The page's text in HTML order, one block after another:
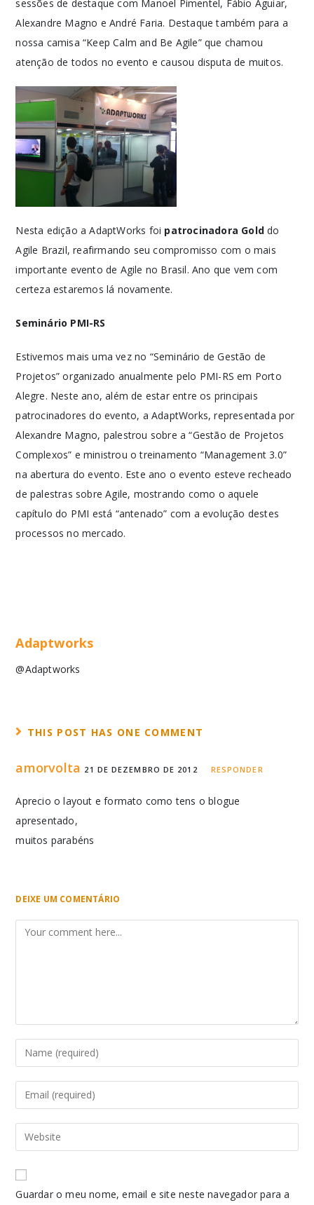
sessões de destaque com Manoel Pimentel, Fábio Aguiar,
Alexandre Magno e André Faria. Destaque também para a
nossa camisa “Keep Calm and Be Agile” que chamou
atenção de todos no evento e causou disputa de muitos.
Nesta edição a AdaptWorks foi patrocinadora Gold do
Agile Brazil, reafirmando seu compromisso com o mais
importante evento de Agile no Brasil. Ano que vem com
certeza estaremos lá novamente.
Seminário PMI-RS
Estivemos mais uma vez no “Seminário de Gestão de
Projetos” organizado anualmente pelo PMI-RS em Porto
Alegre. Neste ano, além de estar entre os principais
patrocinadores do evento, a AdaptWorks, representada por
Alexandre Magno, palestrou sobre a “Gestão de Projetos
Complexos” e ministrou o treinamento “Management 3.0”
na abertura do evento. Este ano o evento esteve recheado
de palestras sobre Agile, mostrando como o aquele
capítulo do PMI está “antenado” com a evolução destes
processos no mercado.
Adaptworks
@Adaptworks
THIS POST HAS ONE COMMENT
amorvolta 21 DE DEZEMBRO DE 2012 RESPONDER
Aprecio o layout e formato como tens o blogue
apresentado,
muitos parabéns
DEIXE UM COMENTÁRIO
Guardar o meu nome, email e site neste navegador para a